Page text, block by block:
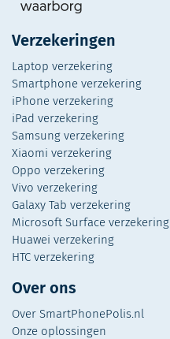
Verzekeringen
Laptop verzekering
Smartphone verzekering
iPhone verzekering
iPad verzekering
Samsung verzekering
Xiaomi verzekering
Oppo verzekering
Vivo verzekering
Galaxy Tab verzekering
Microsoft Surface verzekering
Huawei verzekering
HTC verzekering
Over ons
Over SmartPhonePolis.nl
Onze oplossingen